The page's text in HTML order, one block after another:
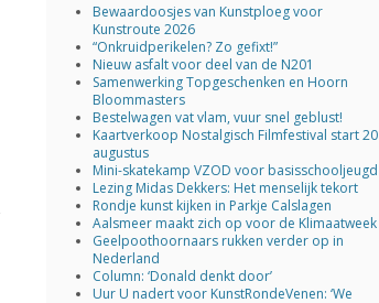
Bewaardoosjes van Kunstploeg voor
Kunstroute 2026
“Onkruidperikelen? Zo gefixt!”
Nieuw asfalt voor deel van de N201
Samenwerking Topgeschenken en Hoorn
Bloommasters
Bestelwagen vat vlam, vuur snel geblust!
Kaartverkoop Nostalgisch Filmfestival start 20
augustus
Mini-skatekamp VZOD voor basisschooljeugd
Lezing Midas Dekkers: Het menselijk tekort
Rondje kunst kijken in Parkje Calslagen
Aalsmeer maakt zich op voor de Klimaatweek
Geelpoothoornaars rukken verder op in
Nederland
Column: ‘Donald denkt door’
Uur U nadert voor KunstRondeVenen: ‘We